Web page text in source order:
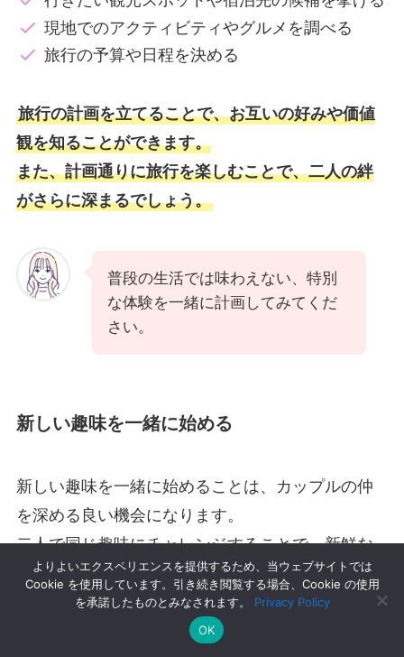
現地でのアクティビティやグルメを調べる
旅行の予算や日程を決める
旅行の計画を立てることで、お互いの好みや価値
観を知ることができます。
また、計画通りに旅行を楽しむことで、二人の絆
がさらに深まるでしょう。
普段の生活では味わえない、特別
な体験を一緒に計画してみてくだ
さい。
新しい趣味を一緒に始める
新しい趣味を一緒に始めることは、カップルの仲
を深める良い機会になります。
二人で同じ趣味にチャレンジすることで、新鮮な
刺激を味わえるでしょう。
例えば、以下のような趣味を一緒に始めてみるの
よりよいエクスペリエンスを提供するため、当ウェブサイトでは
Cookie を使用しています。引き続き閲覧する場合、Cookie の使用
を承諾したものとみなされます。 Privacy Policy
OK